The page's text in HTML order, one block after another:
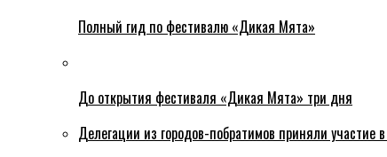
Полный гид по фестивалю «Дикая Мята»
До открытия фестиваля «Дикая Мята» три дня
Делегации из городов-побратимов приняли